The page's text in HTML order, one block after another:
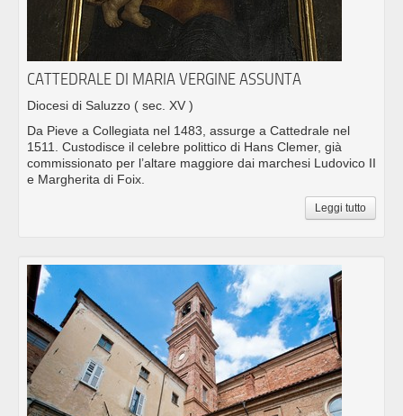
CATTEDRALE DI MARIA VERGINE ASSUNTA
Diocesi di Saluzzo ( sec. XV )
Da Pieve a Collegiata nel 1483, assurge a Cattedrale nel
1511. Custodisce il celebre polittico di Hans Clemer, già
commissionato per l’altare maggiore dai marchesi Ludovico II
e Margherita di Foix.
Leggi tutto